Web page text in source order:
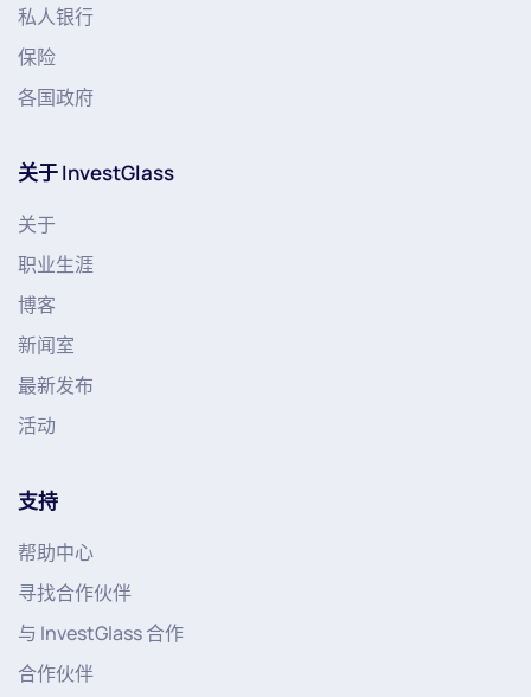
私人银行
保险
各国政府
关于 InvestGlass
关于
职业生涯
博客
新闻室
最新发布
活动
支持
帮助中心
寻找合作伙伴
与 InvestGlass 合作
合作伙伴